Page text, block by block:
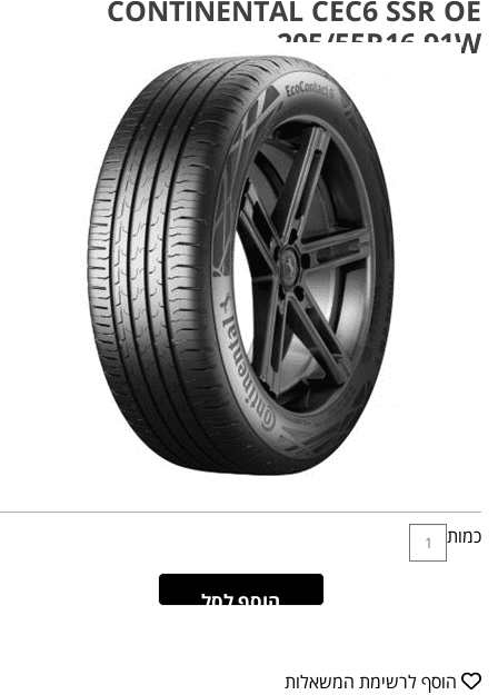
CONTINENTAL CEC6 SSR OE
205/55R16 91W
כמות
הוסף לסל
הוסף לרשימת המשאלות